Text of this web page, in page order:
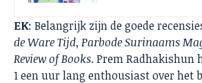
EK: Belangrijk zijn de goede
de Ware Tijd, Parbode Surinaams
Review of Books. Prem Radhakishun
1 een uur lang enthousiast over het